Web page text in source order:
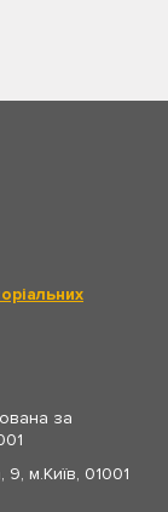
за
м.Київ, 01001